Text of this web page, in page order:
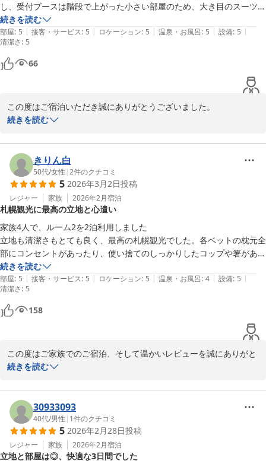
し、受付ブースは階段で上がった小さい部屋のため、大き目のスーツケ
ースを持って入るのはやや困難です。事前に宿泊者情報を入れておいた
ので、家族を雨の中待たせることも少なくて済みました。内装は綺麗
で、他のレビューにもある通り、電車の音も不思議と気になりませんで
した。一緒に宿泊した者のコメントによると、木の造りは温かみがあっ
てよいが、コーティングなどされていないのでいずれ手垢などで汚れて
しまうのが残念とのこと。ホテル側さんに綺麗なまま保っていただくた
アメニティなどすべて満足でした。
続きを読む
部屋: 5 | 接客・サービス: 5 | ロケーション: 5 | 温泉・お風呂: 5 | 設備: 5 |
清潔さ: 5
66
この度はご宿泊いただき誠にありがとうございました。
駅からのアクセスやお部屋の清潔さ、木の温もりある内装について
また、雨天時のご到着や受付までの動線などにつきましても貴重な
ご意見をありがとうございます。今後のご案内方法および設備面の
改善の参考にさせていただきます。
内装や清掃状態に関するお声も真摯に受け止め、より快適にお過ご
しいただける空間づくりに努めてまいります。
またのご利用を心よりお待ちしております。
ＪＲ Ｍｏｂｉｌｅ Ｉｎｎ Ｓａｐｐｏｒｏ ｋｏｔｏｎｉ
2026-06-14
続きを読む
きりん白
50代/女性 |2件のクチコミ
5 2026年3月2日投稿
レジャー 家族 2026年2月宿泊
札幌観光に最高の立地と心遣い
家族4人で、ルーム2を2泊利用しました
立地も清潔さもとても良く、最高の札幌観光でした。各ベットの枕元全
部にコンセントがあったり、使い捨てのしっかりしたコップや箸があっ
たりとか、随所に心使いを感じました。毛布も最高でした。ありがとう
ございます。
駐車場の雪かきもしっかりしてくれて助かりました。すぐ裏にレンタカ
ーがあり、小雨や風が強い日だったので、車かりてとても良かったで
す。夜の白い恋人パーク、ライトアップがとても素敵でした(カフェが
洗濯洗剤(ジェルボール)3つありました
カタンのコマが足りなかったので、並べる前に念の為確認を
続きを読む
部屋: 5 | 接客・サービス: 5 | ロケーション: 5 | 温泉・お風呂: 4 | 設備: 5 |
清潔さ: 5
158
この度はご家族でのご宿泊、そして温かいレビューを誠にありがと
うございます。
立地や清潔さ、設備面にご満足いただけたとのこと、大変嬉しく存
じます。備品や毛布、駐車場の除雪などもお役に立てたようで何よ
りです。札幌観光をお楽しみいただけたご様子に、私どもも嬉しい
気持ちになりました。
また、今後ご利用される方への丁寧なアドバイスもありがとうござ
続きを読む
30933093
40代/男性 | 1件のクチコミ
5 2026年2月28日投稿
レジャー 家族 2026年2月宿泊
立地と部屋は◎、快適な3日間でした